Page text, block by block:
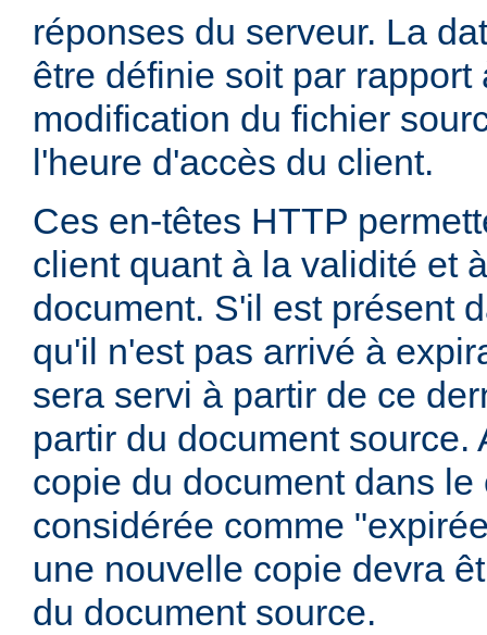
réponses du serveur. La
être définie soit par
modification du fichier
l'heure d'accès du client.
Ces en-têtes HTTP
client quant à la validité et
document. S'il est présent
qu'il n'est pas arrivé à
sera servi à partir de ce
partir du document source.
copie du document dans le
considérée comme
une nouvelle copie devra
du document source.